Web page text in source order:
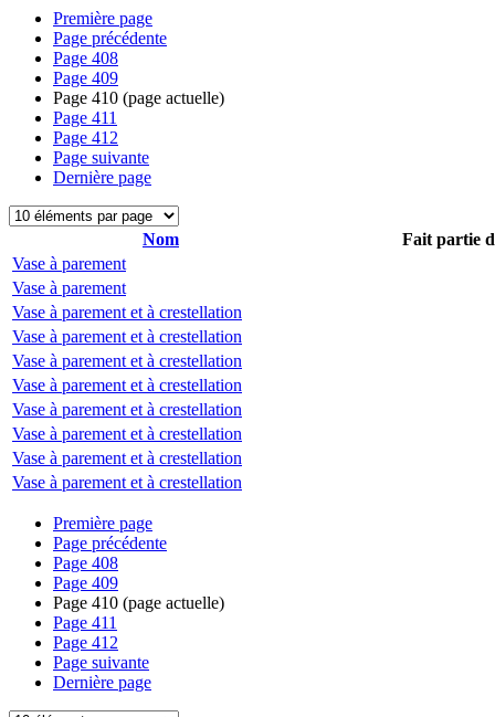
Première page
Page précédente
Page 408
Page 409
Page 410 (page actuelle)
Page 411
Page 412
Page suivante
Dernière page
Nom
Fait partie
Vase à parement
Vase à parement
Vase à parement et à crestellation
Vase à parement et à crestellation
Vase à parement et à crestellation
Vase à parement et à crestellation
Vase à parement et à crestellation
Vase à parement et à crestellation
Vase à parement et à crestellation
Vase à parement et à crestellation
Première page
Page précédente
Page 408
Page 409
Page 410 (page actuelle)
Page 411
Page 412
Page suivante
Dernière page